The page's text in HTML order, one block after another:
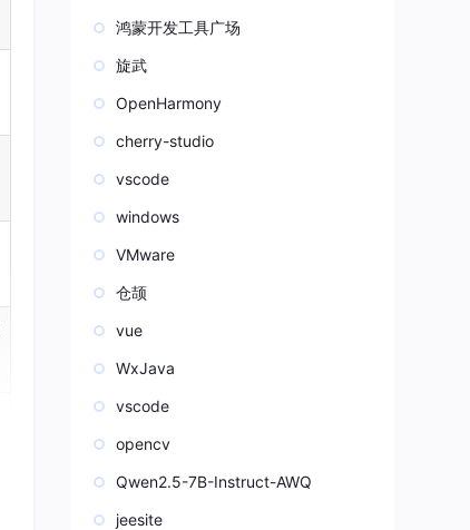
鸿蒙开发工具广场
旋武
OpenHarmony
cherry-studio
vscode
windows
VMware
仓颉
vue
WxJava
vscode
opencv
Qwen2.5-7B-Instruct-AWQ
jeesite